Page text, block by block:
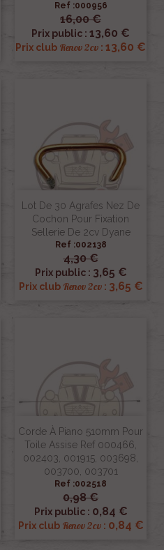
Ref :000956
16,00 €
Prix public : 13,60 €
Prix club Renov 2cv : 13,60 €
Lot De 30 Agrafes Nez De
Cochon Pour Fixation
Sellerie De 2cv Dyane
Ref :002138
4,30 €
Prix public : 3,65 €
Prix club Renov 2cv: 3,65 €
Corde À Piano 510mm Pour
Toile Assise Ref 000466,
002403, 001915, 003698,
003700, 003701
Ref :002518
0,98 €
Prix public : 0,84 €
Prix club Renov 2cv: 0,84 €